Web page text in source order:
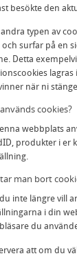
besökte den
andra typen av
och surfar på en
Detta
när ni
cookies?
webbplats
produkter i er
man bort
inte längre vill
i din
du
att om du